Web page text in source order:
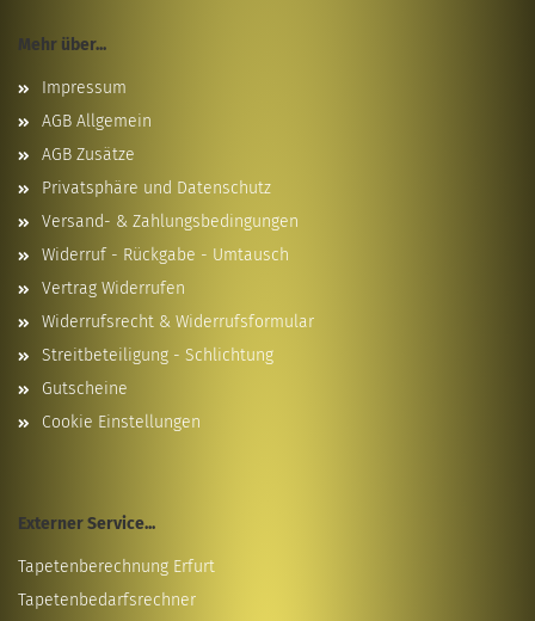
Mehr über...
Impressum
AGB Allgemein
AGB Zusätze
Privatsphäre und Datenschutz
Versand- & Zahlungsbedingungen
Widerruf - Rückgabe - Umtausch
Vertrag Widerrufen
Widerrufsrecht & Widerrufsformular
Streitbeteiligung - Schlichtung
Gutscheine
Cookie Einstellungen
Externer Service...
Tapetenberechnung Erfurt
Tapetenbedarfsrechner